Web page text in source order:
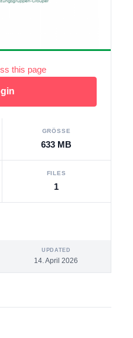
this page
GRÖSSE
633 MB
FILES
1
UPDATED
14. April 2026